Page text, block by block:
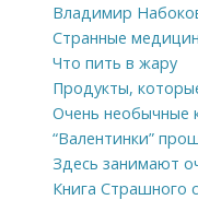
Владимир
Странные
Что пить в жару
Продукты,
Очень необычные
“Валентинки”
Здесь занимают
Книга Страшного